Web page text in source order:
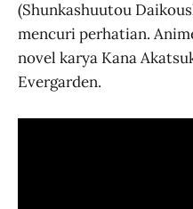
(Shunkashuutou
mencuri perhatian.
novel karya Kana
Evergarden.